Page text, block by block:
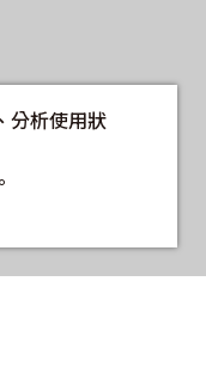
分析使用狀